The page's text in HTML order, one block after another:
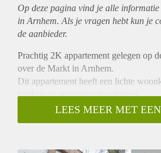
Op deze pagina vind je alle
in Arnhem. Als je vragen hebt kun je
de aanbieder.
Prachtig 2K appartement gelegen op
over de Markt in Arnhem.
Dit appartement heeft een lichte
keuken en een ruime slaapkamer.
Het gehele appartement is
een laminaatvloer.
LEES MEER MET